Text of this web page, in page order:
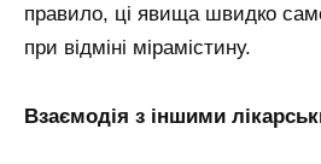
правило, ці явища швидко
при відміні мірамістину.
Взаємодія з іншими